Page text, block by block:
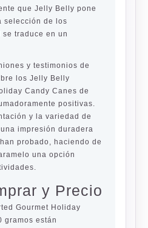
que Jelly Belly pone
selección de los
traduce en un
y testimonios de
los Jelly Belly
Candy Canes de
positivas.
y la variedad de
impresión duradera
probado, haciendo de
una opción
y Precio
Gourmet Holiday
gramos están